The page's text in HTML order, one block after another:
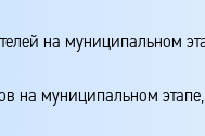
на муниципальном
на муниципальном